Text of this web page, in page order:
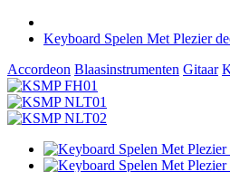
Keyboard Spelen Met Plezier
Accordeon Blaasinstrumenten Gitaar